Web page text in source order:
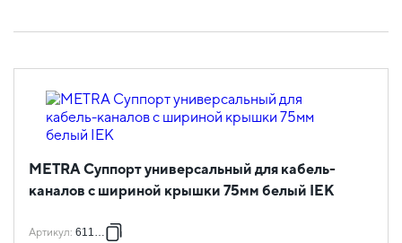
METRA Суппорт универсальный для кабель-
каналов с шириной крышки 75мм белый IEK
Артикул: 611788